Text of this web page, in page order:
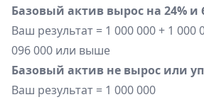
Базовый актив вырос на 24%
Ваш результат = 1 000 000 + 1 000
096 000 или выше
Базовый актив не вырос или
Ваш результат = 1 000 000